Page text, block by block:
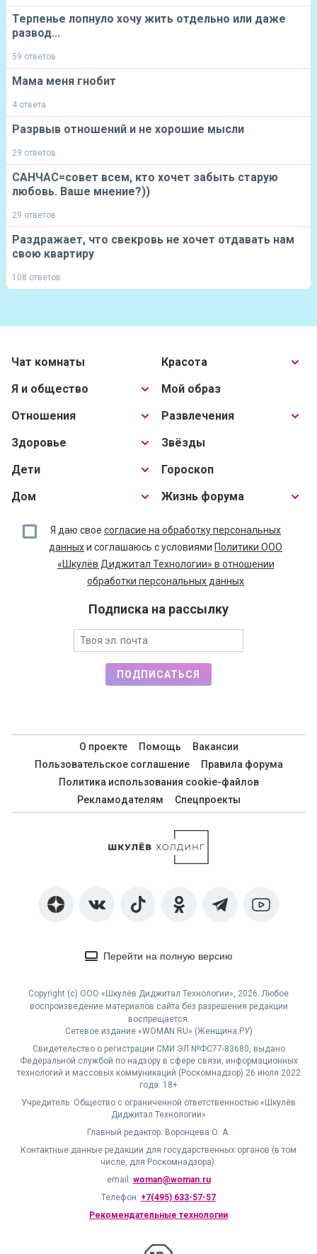
Терпенье лопнуло хочу жить отдельно или даже
развод...
59 ответов
Мама меня гнобит
4 ответа
Разрвыв отношений и не хорошие мысли
29 ответов
САНЧАС=совет всем, кто хочет забыть старую
любовь. Ваше мнение?))
29 ответов
Раздражает, что свекровь не хочет отдавать нам
свою квартиру
108 ответов
Чат комнаты
Я и общество
Отношения
Здоровье
Дети
Дом
Красота
Мой образ
Развлечения
Звёзды
Гороскоп
Жизнь форума
Я даю свое согласие на обработку персональных
данныхи соглашаюсь с условиями Политики ООО
«Шкулёв Диджитал Технологии» в отношении
обработки персональных данных
Подписка на рассылку
ПОДПИСАТЬСЯ
О проекте Помощь
Вакансии
Пользовательское соглашение
Правила форума
Политика использования cookie-файлов
Рекламодателям
Спецпроекты
Перейти на полную версию
Copyright (с) ООО «Шкулёв Диджитал Технологии», 2026. Любое
воспроизведение материалов сайта без разрешения редакции
воспрещается.
Сетевое издание «WOMAN.RU» (Женщина.РУ)
Свидетельство о регистрации СМИ ЭЛ №ФС77-83680, выдано
Федеральной службой по надзору в сфере связи, информационных
технологий и массовых коммуникаций (Роскомнадзор) 26 июля 2022
года. 18+
Учредитель: Общество с ограниченной ответственностью «Шкулёв
Диджитал Технологии»
Главный редактор: Воронцева О. А.
Контактные данные редакции для государственных органов (в том
числе, для Роскомнадзора):
email: woman@woman.ru
Телефон: +7(495) 633-57-57
Рекомендательные технологии